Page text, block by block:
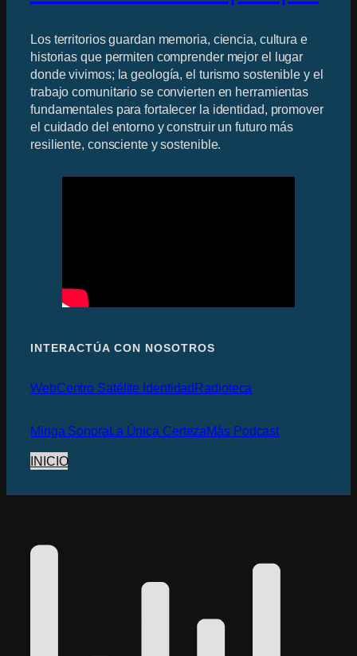
Los territorios guardan memoria, ciencia, cultura e
historias que permiten comprender mejor el lugar
donde vivimos; la geología, el turismo sostenible y el
trabajo comunitario se convierten en herramientas
fundamentales para fortalecer la identidad, promover
el cuidado del entorno y construir un futuro más
resiliente, consciente y sostenible.
INTERACTÚA CON NOSOTROS
WebCentro Satélite IdentidadRadioteca
Minga SonoraLa Única CertezaMás Podcast
INICIO